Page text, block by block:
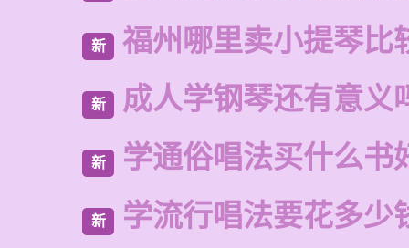
新 福州哪里卖小提琴比
新 成人学钢琴还有意义
新 学通俗唱法买什么书
新 学流行唱法要花多少